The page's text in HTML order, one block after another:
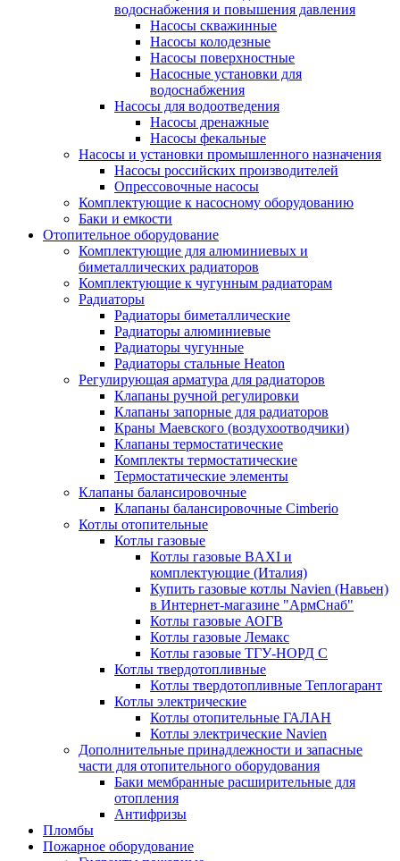
водоснабжения и повышения давления
Насосы скважинные
Насосы колодезные
Насосы поверхностные
Насосные установки для
водоснабжения
Насосы для водоотведения
Насосы дренажные
Насосы фекальные
Насосы и установки промышленного назначения
Насосы российских производителей
Опрессовочные насосы
Комплектующие к насосному оборудованию
Баки и емкости
Отопительное оборудование
Комплектующие для алюминиевых и
биметаллических радиаторов
Комплектующие к чугунным радиаторам
Радиаторы
Радиаторы биметаллические
Радиаторы алюминиевые
Радиаторы чугунные
Радиаторы стальные Heaton
Регулирующая арматура для радиаторов
Клапаны ручной регулировки
Клапаны запорные для радиаторов
Краны Маевского (воздухоотводчики)
Клапаны термостатические
Комплекты термостатические
Термостатические элементы
Клапаны балансировочные
Клапаны балансировочные Cimberio
Котлы отопительные
Котлы газовые
Котлы газовые BAXI и
комплектующие (Италия)
Купить газовые котлы Navien (Навьен)
в Интернет-магазине "АрмСнаб"
Котлы газовые АОГВ
Котлы газовые Лемакс
Котлы газовые ТГУ-НОРД С
Котлы твердотопливные
Котлы твердотопливные Теплогарант
Котлы электрические
Котлы отопительные ГАЛАН
Котлы электрические Navien
Дополнительные принадлежности и запасные
части для отопительного оборудования
Баки мембранные расширительные для
отопления
Антифризы
Пломбы
Пожарное оборудование